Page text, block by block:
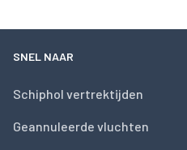
SNEL NAAR
Schiphol vertrektijden
Geannuleerde vluchten